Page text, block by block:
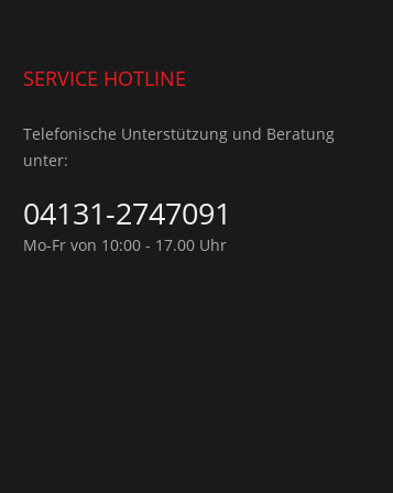
SERVICE HOTLINE
Telefonische Unterstützung und Beratung
unter:
04131-2747091
Mo-Fr von 10:00 - 17.00 Uhr